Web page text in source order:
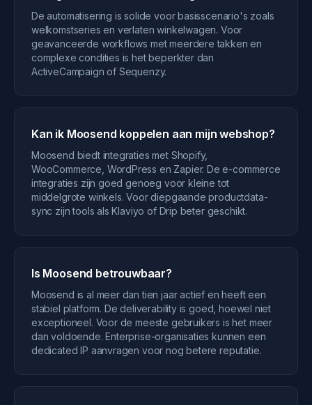
De automatisering is solide voor basisscenario's zoals
welkomstseries en verlaten winkelwagen. Voor
geavanceerde workflows met meerdere takken en
complexe condities is het beperkter dan
ActiveCampaign of Sequenzy.
Kan ik Moosend koppelen aan mijn webshop?
Moosend biedt integraties met Shopify,
WooCommerce, WordPress en Zapier. De e-commerce
integraties zijn goed genoeg voor kleine tot
middelgrote winkels. Voor diepgaande productdata-
sync zijn tools als Klaviyo of Drip beter geschikt.
Is Moosend betrouwbaar?
Moosend is al meer dan tien jaar actief en heeft een
stabiel platform. De deliverability is goed, hoewel niet
exceptioneel. Voor de meeste gebruikers is het meer
dan voldoende. Enterprise-organisaties kunnen een
dedicated IP aanvragen voor nog betere reputatie.